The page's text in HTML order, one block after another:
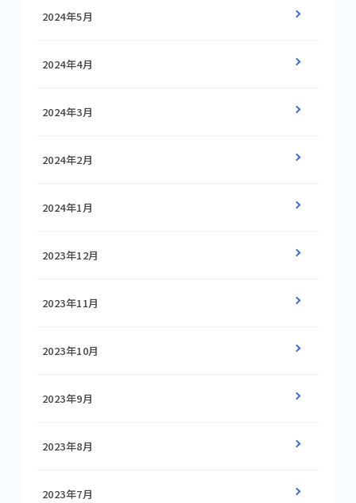
2024年5月
2024年4月
2024年3月
2024年2月
2024年1月
2023年12月
2023年11月
2023年10月
2023年9月
2023年8月
2023年7月